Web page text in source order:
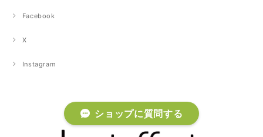
Facebook
X
Instagram
ショップに質問する